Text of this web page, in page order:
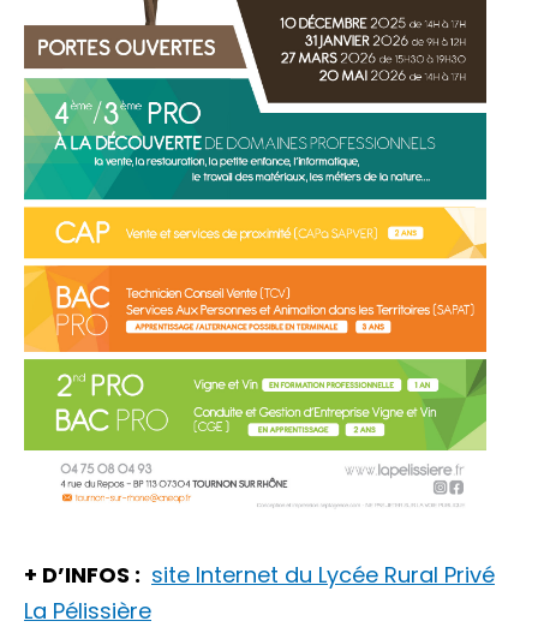
+ D’INFOS : site Internet du Lycée Rural Privé
La Pélissière